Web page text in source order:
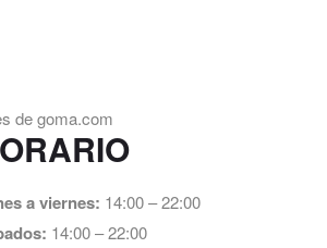
a viernes: 14:00 – 22:00
14:00 – 22:00